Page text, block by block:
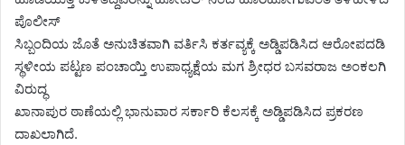
ಪೊಲೀಸ್
ಸಿಬ್ಬಂದಿಯ ಜೊತೆ ಅನುಚಿತವಾಗಿ ವರ್ತಿಸಿ ಕರ್ತವ್ಯಕ್ಕೆ ಅಡ್ಡಿಪಡಿಸಿದ ಆರೋಪದಡಿ
ಸ್ಥಳೀಯ ಪಟ್ಟಣ ಪಂಚಾಯ್ತಿ ಉಪಾಧ್ಯಕ್ಷೆಯ ಮಗ ಶ್ರೀಧರ ಬಸವರಾಜ ಅಂಕಲಗಿ
ವಿರುದ್ಧ
ಖಾನಾಪುರ ಠಾಣೆಯಲ್ಲಿ ಭಾನುವಾರ ಸರ್ಕಾರಿ ಕೆಲಸಕ್ಕೆ ಅಡ್ಡಿಪಡಿಸಿದ ಪ್ರಕರಣ
ದಾಖಲಾಗಿದೆ.